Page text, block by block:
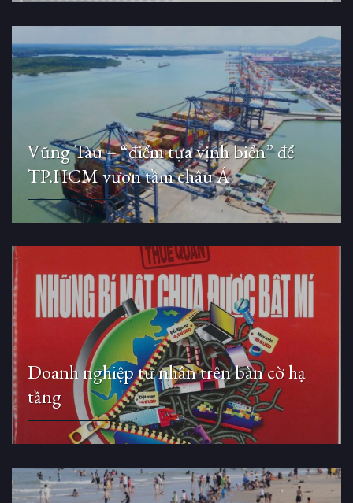
Vũng Tàu – “điểm tựa vịnh biển” để
TP.HCM vươn tầm châu Á
Doanh nghiệp tư nhân trên bàn cờ hạ
tầng